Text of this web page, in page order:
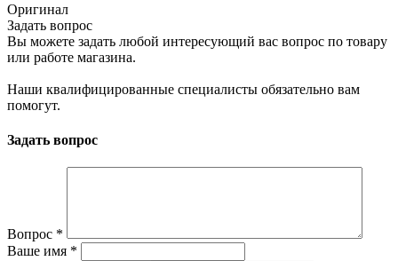
Оригинал
Задать вопрос
Вы можете задать любой интересующий вас вопрос по товару
или работе магазина.
Наши квалифицированные специалисты обязательно вам
помогут.
Задать вопрос
Вопрос *
Ваше имя *